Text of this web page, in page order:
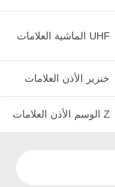
UHF الماشية العلامات
خنزير الأذن العلامات
Z الوسم الأذن العلامات